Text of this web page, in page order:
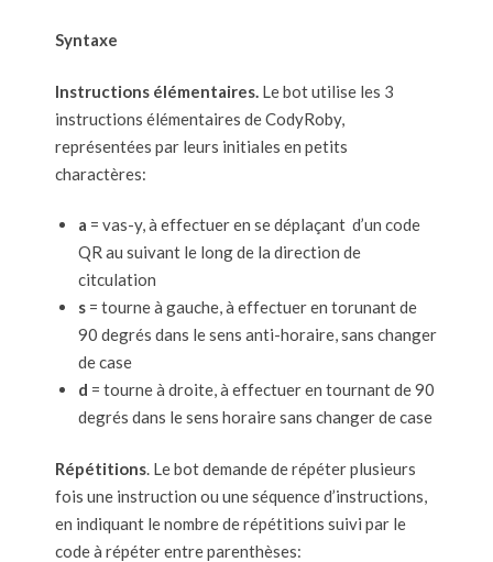
Syntaxe
Instructions élémentaires. Le bot utilise les 3
instructions élémentaires de CodyRoby,
représentées par leurs initiales en petits
charactères:
a = vas-y, à effectuer en se déplaçant d’un code
QR au suivant le long de la direction de
citculation
s = tourne à gauche, à effectuer en torunant de
90 degrés dans le sens anti-horaire, sans changer
de case
d = tourne à droite, à effectuer en tournant de 90
degrés dans le sens horaire sans changer de case
Répétitions . Le bot demande de répéter plusieurs
fois une instruction ou une séquence d’instructions,
en indiquant le nombre de répétitions suivi par le
code à répéter entre parenthèses: